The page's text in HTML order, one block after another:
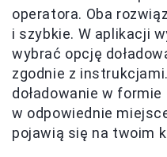
operatora. Oba
i szybkie. W aplikacji
wybrać opcję
zgodnie z
doładowanie w
w odpowiednie
pojawią się na twoim